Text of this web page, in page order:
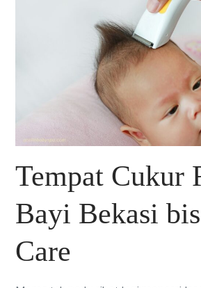
Tempat Cukur
Bayi Bekasi
Care